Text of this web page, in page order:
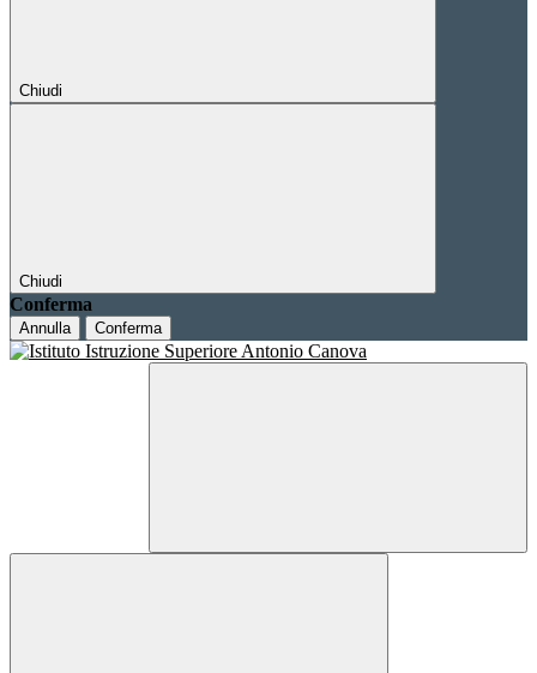
Chiudi
Chiudi
Conferma
Annulla Conferma